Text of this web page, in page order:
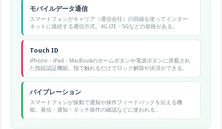
モバイルデータ通信
スマートフォンがキャリア（通信会社）の回線を使ってインター
ネットに接続する通信方式。4G LTE・5Gなどの規格がある。
Touch ID
iPhone・iPad・MacBookのホームボタンや電源ボタンに搭載され
た指紋認証機能。指で触れるだけでロック解除や決済ができる。
バイブレーション
スマートフォンが振動で通知や操作フィードバックを伝える機
能。着信・通知・タッチ操作の確認などに使われる。